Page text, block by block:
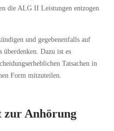
die ALG II Leistungen entzogen
und gegebenenfalls auf
überdenken. Dazu ist es
Tatsachen in
Form mitzuteilen.
zur Anhörung